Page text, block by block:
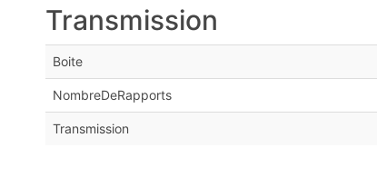
Transmission
Boite
NombreDeRapports
Transmission